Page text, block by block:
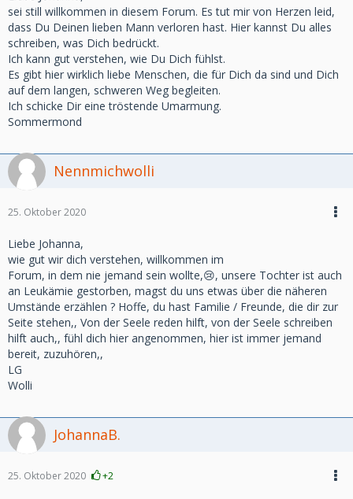
sei still willkommen in diesem Forum. Es tut mir von Herzen leid,
dass Du Deinen lieben Mann verloren hast. Hier kannst Du alles
schreiben, was Dich bedrückt.
Ich kann gut verstehen, wie Du Dich fühlst.
Es gibt hier wirklich liebe Menschen, die für Dich da sind und Dich
auf dem langen, schweren Weg begleiten.
Ich schicke Dir eine tröstende Umarmung.
Sommermond
Nennmichwolli
25. Oktober 2020
Liebe Johanna,
wie gut wir dich verstehen, willkommen im
Forum, in dem nie jemand sein wollte,😢, unsere Tochter ist auch
an Leukämie gestorben, magst du uns etwas über die näheren
Umstände erzählen ? Hoffe, du hast Familie / Freunde, die dir zur
Seite stehen,, Von der Seele reden hilft, von der Seele schreiben
hilft auch,, fühl dich hier angenommen, hier ist immer jemand
bereit, zuzuhören,,
LG
Wolli
JohannaB.
25. Oktober 2020 +2